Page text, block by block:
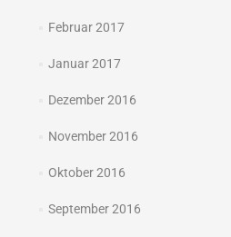
Februar 2017
Januar 2017
Dezember 2016
November 2016
Oktober 2016
September 2016